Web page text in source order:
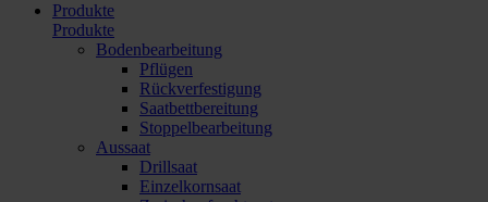
Produkte
Produkte
Bodenbearbeitung
Pflügen
Rückverfestigung
Saatbettbereitung
Stoppelbearbeitung
Aussaat
Drillsaat
Einzelkornsaat